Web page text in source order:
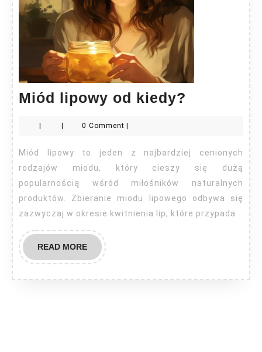
Miód lipowy od kiedy?
kiedy?
0 Comment
Miód lipowy to jeden z najbardziej cenionych
rodzajów miodu, który cieszy się dużą
popularnością wśród miłośników naturalnych
produktów. Zbieranie miodu lipowego odbywa się
zazwyczaj w okresie kwitnienia lip, które przypada
READ MOREREAD
MORE